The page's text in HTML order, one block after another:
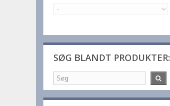
SØG BLANDT PRODUKTER: